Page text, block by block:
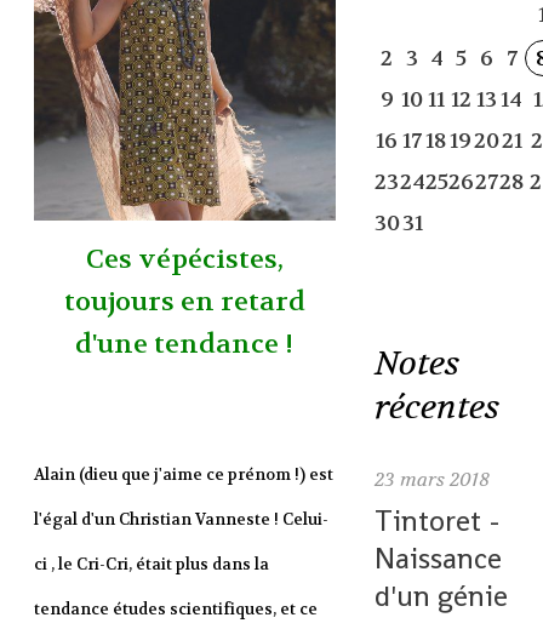
Ces vépécistes,
toujours en retard
d'une tendance !
Alain (dieu que j'aime ce prénom !) est
l'égal d'un Christian Vanneste ! Celui-
ci , le Cri-Cri, était plus dans la
tendance études scientifiques, et ce
2 3 4 5 6 7
9 1011 12 1314
16 1718192021
232425262728
3031
Notes
récentes
23 mars 2018
Tintoret -
Naissance
d'un génie